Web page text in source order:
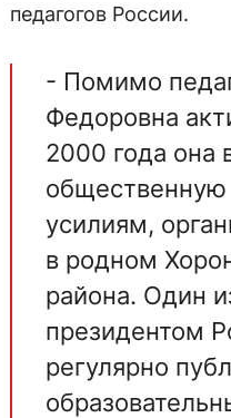
педагогов России.
- Помимо
Федоровна
2000 года она
общественную
усилиям,
в родном
района. Один
президентом
регулярно